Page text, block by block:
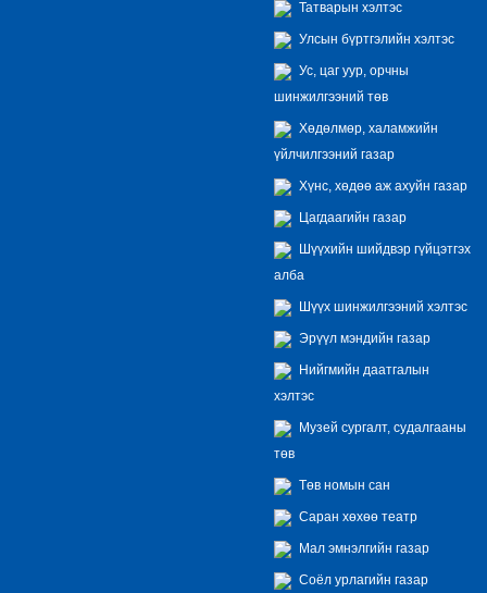
Татварын хэлтэс
Улсын бүртгэлийн хэлтэс
Ус, цаг уур, орчны
шинжилгээний төв
Хөдөлмөр, халамжийн
үйлчилгээний газар
Хүнс, хөдөө аж ахуйн газар
Цагдаагийн газар
Шүүхийн шийдвэр гүйцэтгэх
алба
Шүүх шинжилгээний хэлтэс
Эрүүл мэндийн газар
Нийгмийн даатгалын
хэлтэс
Музей сургалт, судалгааны
төв
Төв номын сан
Саран хөхөө театр
Мал эмнэлгийн газар
Соёл урлагийн газар